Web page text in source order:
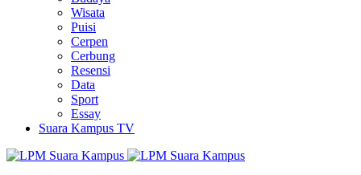
Wisata
Puisi
Cerpen
Cerbung
Resensi
Data
Sport
Essay
Suara Kampus TV